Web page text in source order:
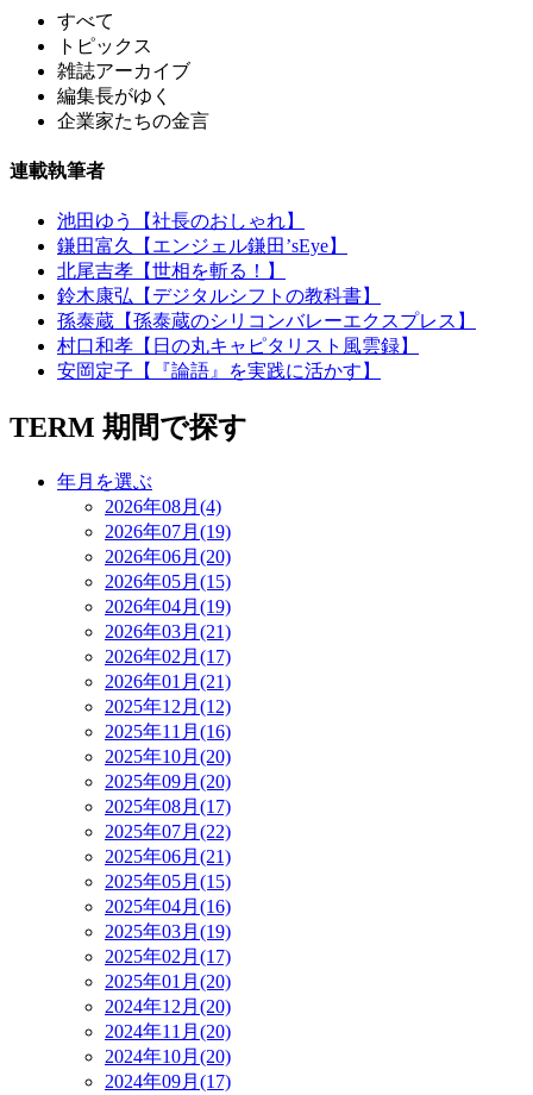
すべて
トピックス
雑誌アーカイブ
編集長がゆく
企業家たちの金言
連載執筆者
池田ゆう【社長のおしゃれ】
鎌田富久【エンジェル鎌田’sEye】
北尾吉孝【世相を斬る！】
鈴木康弘【デジタルシフトの教科書】
孫泰蔵【孫泰蔵のシリコンバレーエクスプレス】
村口和孝【日の丸キャピタリスト風雲録】
安岡定子【『論語』を実践に活かす】
TERM 期間で探す
年月を選ぶ
2026年08月(4)
2026年07月(19)
2026年06月(20)
2026年05月(15)
2026年04月(19)
2026年03月(21)
2026年02月(17)
2026年01月(21)
2025年12月(12)
2025年11月(16)
2025年10月(20)
2025年09月(20)
2025年08月(17)
2025年07月(22)
2025年06月(21)
2025年05月(15)
2025年04月(16)
2025年03月(19)
2025年02月(17)
2025年01月(20)
2024年12月(20)
2024年11月(20)
2024年10月(20)
2024年09月(17)